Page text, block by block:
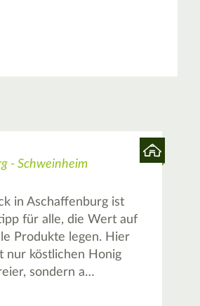
- Schweinheim
in Aschaffenburg ist
für alle, die Wert auf
Produkte legen. Hier
nur köstlichen Honig
sondern a…